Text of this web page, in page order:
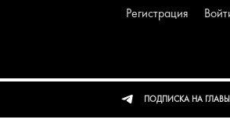
Регистрация
ПОДПИСКА НА ГЛАВЫ